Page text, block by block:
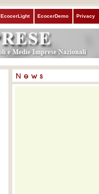
EcocerLight EcocerDemo Privacy